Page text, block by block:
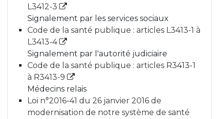
L3412-3
Signalement par les services sociaux
Code de la santé publique : articles L3413-1 à
L3413-4
Signalement par l'autorité judiciaire
Code de la santé publique : articles R3413-1
à R3413-9
Médecins relais
Loi n°2016-41 du 26 janvier 2016 de
modernisation de notre système de santé